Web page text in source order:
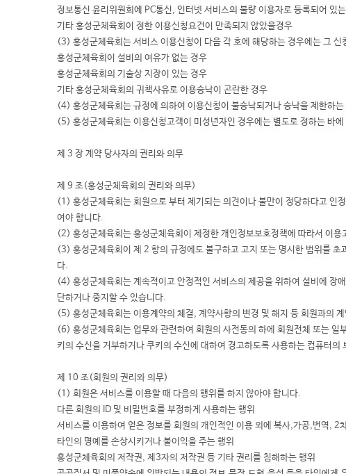
정보통신 윤리위원회에 PC통신, 인터넷 서비스의 불량 이용자로 등록되어 있
기타 홍성군체육회이 정한 이용신청요건이 만족되지 않았을경우
(3) 홍성군체육회는 서비스 이용신청이 다음 각 호에 해당하는 경우에는 그
홍성군체육회이 설비의 여유가 없는 경우
홍성군체육회의 기술상 지장이 있는 경우
기타 홍성군체육회의 귀책사유로 이용승낙이 곤란한 경우
(4) 홍성군체육회는 규정에 의하여 이용신청이 불승낙되거나 승낙을 제한하
(5) 홍성군체육회는 이용신청고객이 미성년자인 경우에는 별도로 정하는 바
제 3 장 계약 당사자의 권리와 의무
제 9 조(홍성군체육회의 권리와 의무)
(1) 홍성군체육회는 회원으로 부터 제기되는 의견이나 불만이 정당하다고 인
여야 합니다.
(2) 홍성군체육회는 홍성군체육회이 제정한 개인정보보호정책에 따라서 이
(3) 홍성군체육회이 제 2 항의 규정에도 불구하고 고지 또는 명시한 범위를
다.
(4) 홍성군체육회는 계속적이고 안정적인 서비스의 제공을 위하여 설비에 장
단하거나 중지할 수 있습니다.
(5) 홍성군체육회는 이용계약의 체결, 계약사항의 변경 및 해지 등 회원과의
(6) 홍성군체육회는 업무와 관련하여 회원의 사전동의 하에 회원전체 또는
키의 수신을 거부하거나 쿠키의 수신에 대하여 경고하도록 사용하는 컴퓨터
제 10 조(회원의 권리와 의무)
(1) 회원은 서비스를 이용할 때 다음의 행위를 하지 않아야 합니다.
다른 회원의 ID 및 비밀번호를 부정하게 사용하는 행위
서비스를 이용하여 얻은 정보를 회원의 개인적인 이용 외에 복사,가공,번역,
타인의 명예를 손상시키거나 불이익을 주는 행위
홍성군체육회의 저작권, 제3자의 저작권 등 기타 권리를 침해하는 행위